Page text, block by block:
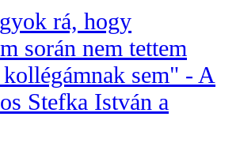
rá, hogy
során nem tettem
sem" - A
Stefka István a